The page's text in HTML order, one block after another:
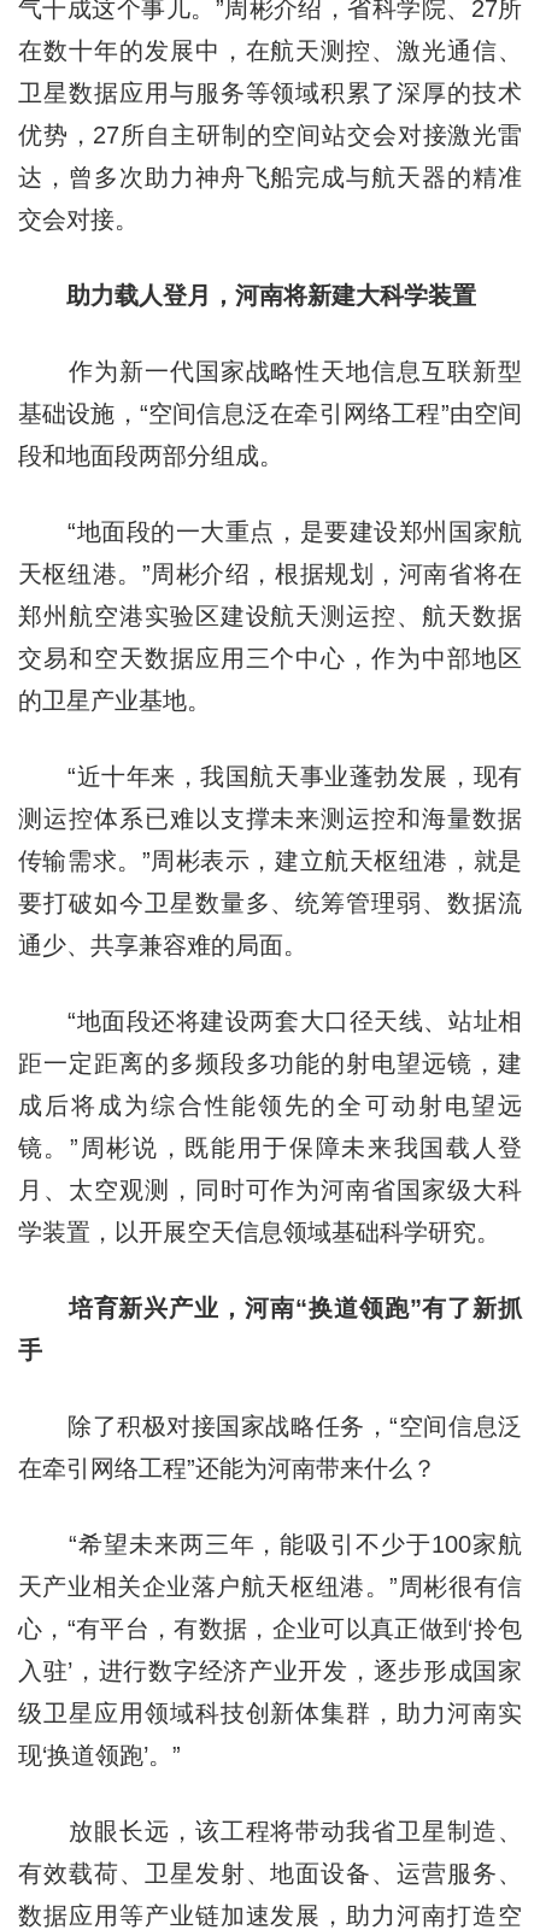
气干成这个事儿。”周彬介绍，省科学院、27所
在数十年的发展中，在航天测控、激光通信、
卫星数据应用与服务等领域积累了深厚的技术
优势，27所自主研制的空间站交会对接激光雷
达，曾多次助力神舟飞船完成与航天器的精准
交会对接。
助力载人登月，河南将新建大科学装置
作为新一代国家战略性天地信息互联新型
基础设施，“空间信息泛在牵引网络工程”由空间
段和地面段两部分组成。
“地面段的一大重点，是要建设郑州国家航
天枢纽港。”周彬介绍，根据规划，河南省将在
郑州航空港实验区建设航天测运控、航天数据
交易和空天数据应用三个中心，作为中部地区
的卫星产业基地。
“近十年来，我国航天事业蓬勃发展，现有
测运控体系已难以支撑未来测运控和海量数据
传输需求。”周彬表示，建立航天枢纽港，就是
要打破如今卫星数量多、统筹管理弱、数据流
通少、共享兼容难的局面。
“地面段还将建设两套大口径天线、站址相
距一定距离的多频段多功能的射电望远镜，建
成后将成为综合性能领先的全可动射电望远
镜。”周彬说，既能用于保障未来我国载人登
月、太空观测，同时可作为河南省国家级大科
学装置，以开展空天信息领域基础科学研究。
培育新兴产业，河南“换道领跑”有了新抓
手
除了积极对接国家战略任务，“空间信息泛
在牵引网络工程”还能为河南带来什么？
“希望未来两三年，能吸引不少于100家航
天产业相关企业落户航天枢纽港。”周彬很有信
心，“有平台，有数据，企业可以真正做到‘拎包
入驻’，进行数字经济产业开发，逐步形成国家
级卫星应用领域科技创新体集群，助力河南实
现‘换道领跑’。”
放眼长远，该工程将带动我省卫星制造、
有效载荷、卫星发射、地面设备、运营服务、
数据应用等产业链加速发展，助力河南打造空